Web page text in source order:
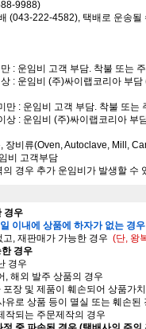
9988)
(043-222-4582), 택배로 운송
: 운임비 고객 부담. 착불 또는
: 운임비 (주)싸이랩코리아 부
만 : 운임비 고객 부담. 착불 또는
상 : 운임비 (주)싸이랩코리아 부
장비류(Oven, Autoclave, Mill,
비 고객부담
경우 추가 운임비가 발생할 수
경우
이내에 상품에 하자가 없는 경우
, 재판매가 가능한 경우 (단, 왕
경우
경우
, 해외 발주 상품의 경우
장 및 제품이 훼손되어 상품가
유로 상품 등이 멸실 또는 훼손된
작되는 주문제작의 경우